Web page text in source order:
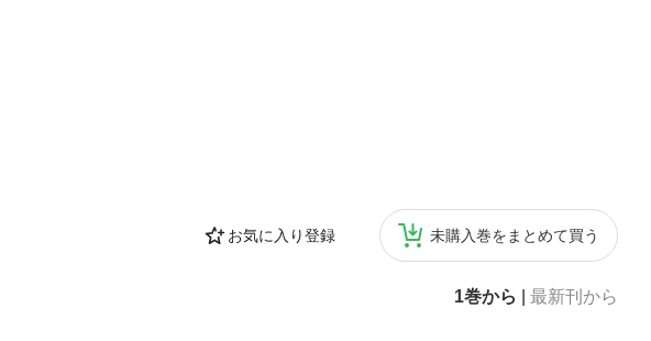
お気に入り登録 未購入巻をまとめて買う
1巻から 最新刊から